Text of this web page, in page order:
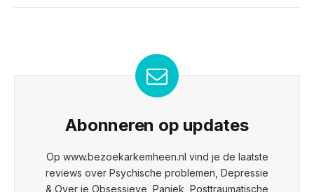
Abonneren op updates
Op www.bezoekarkemheen.nl vind je de laatste
reviews over Psychische problemen, Depressie
& Over je Obsessieve, Paniek, Posttraumatische